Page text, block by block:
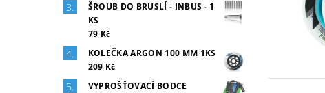
ŠROUB DO BRUSLÍ - INBUS - 1
KS
79 Kč
KOLEČKA ARGON 100 MM 1KS
209 Kč
VYPROŠŤOVACÍ BODCE